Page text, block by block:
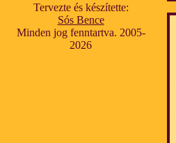
Tervezte és készítette:
Sós Bence
Minden jog fenntartva. 2005-
2026